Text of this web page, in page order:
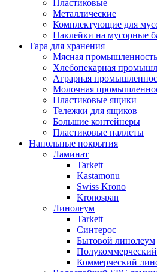
Пластиковые
Металлические
Комплектующие для
Наклейки на мусорные
Тара для хранения
Мясная промышленность
Хлебопекарная
Аграрная
Молочная
Пластиковые ящики
Тележки для ящиков
Большие контейнеры
Пластиковые паллеты
Напольные покрытия
Ламинат
Tarkett
Kastamonu
Swiss Krono
Kronospan
Линолеум
Tarkett
Синтерос
Бытовой линолеум
Коммерческий